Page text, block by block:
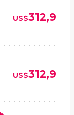
US$312,9
US$312,9